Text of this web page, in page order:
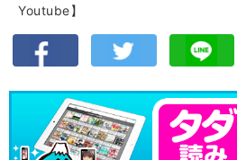
Youtube】